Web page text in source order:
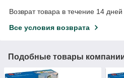
Возврат товара в течение 14 дней
Все условия возврата
Подобные товары